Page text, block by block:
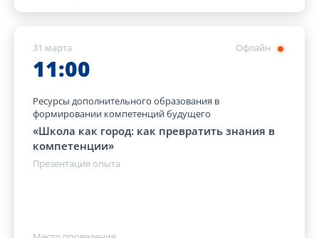
Офлайн
31 марта
11:00
Ресурсы дополнительного образования в
формировании компетенций будущего
«Школа как город: как превратить знания в
компетенции»
Презентация опыта